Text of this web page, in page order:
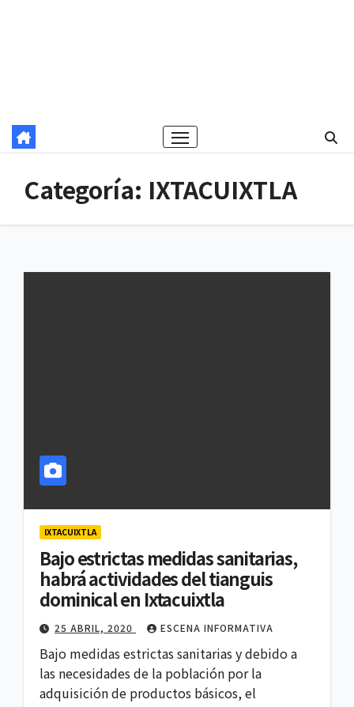
Categoría: IXTACUIXTLA
IXTACUIXTLA
Bajo estrictas medidas sanitarias,
habrá actividades del tianguis
dominical en Ixtacuixtla
25 ABRIL, 2020 ESCENA INFORMATIVA
Bajo medidas estrictas sanitarias y debido a
las necesidades de la población por la
adquisición de productos básicos, el